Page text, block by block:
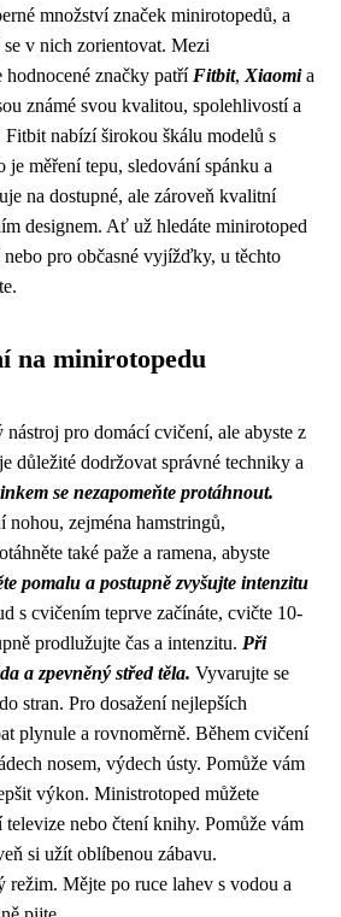
množství značek minirotopedů, a
v nich zorientovat. Mezi
hodnocené značky patří Fitbit, Xiaomia
známé svou kvalitou, spolehlivostí a
nabízí širokou škálu modelů s
měření tepu, sledování spánku a
na dostupné, ale zároveň kvalitní
designem. Ať už hledáte minirotoped
pro občasné vyjížďky, u těchto
na minirotopedu
pro domácí cvičení, ale abyste z
důležité dodržovat správné techniky a
se nezapomeňte protáhnout.
nohou, zejména hamstringů,
také paže a ramena, abyste
pomalu a postupně zvyšujte intenzitu
s cvičením teprve začínáte, cvičte 10-
prodlužujte čas a intenzitu. Při
a zpevněný střed těla. Vyvarujte se
stran. Pro dosažení nejlepších
plynule a rovnoměrně. Během cvičení
nosem, výdech ústy. Pomůže vám
výkon. Ministrotoped můžete
nebo čtení knihy. Pomůže vám
si užít oblíbenou zábavu.
režim. Mějte po ruce lahev s vodou a